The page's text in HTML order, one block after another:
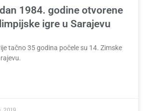
1984. godine otvorene
igre u Sarajevu
tačno 35 godina počele su 14. Zimske